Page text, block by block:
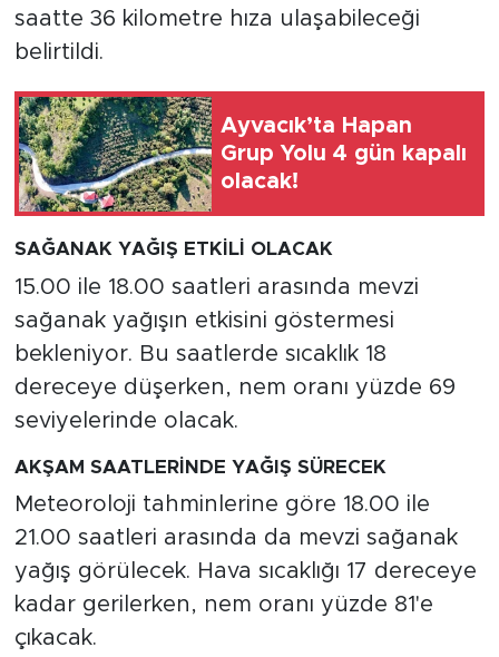
saatte 36 kilometre hıza ulaşabileceği
belirtildi.
Ayvacık’ta Hapan
Grup Yolu 4 gün kapalı
olacak!
SAĞANAK YAĞIŞ ETKİLİ OLACAK
15.00 ile 18.00 saatleri arasında mevzi
sağanak yağışın etkisini göstermesi
bekleniyor. Bu saatlerde sıcaklık 18
dereceye düşerken, nem oranı yüzde 69
seviyelerinde olacak.
AKŞAM SAATLERİNDE YAĞIŞ SÜRECEK
Meteoroloji tahminlerine göre 18.00 ile
21.00 saatleri arasında da mevzi sağanak
yağış görülecek. Hava sıcaklığı 17 dereceye
kadar gerilerken, nem oranı yüzde 81'e
çıkacak.